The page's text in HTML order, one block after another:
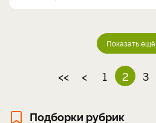
Показать ещё
<< < 1 2 3
Подборки рубрик